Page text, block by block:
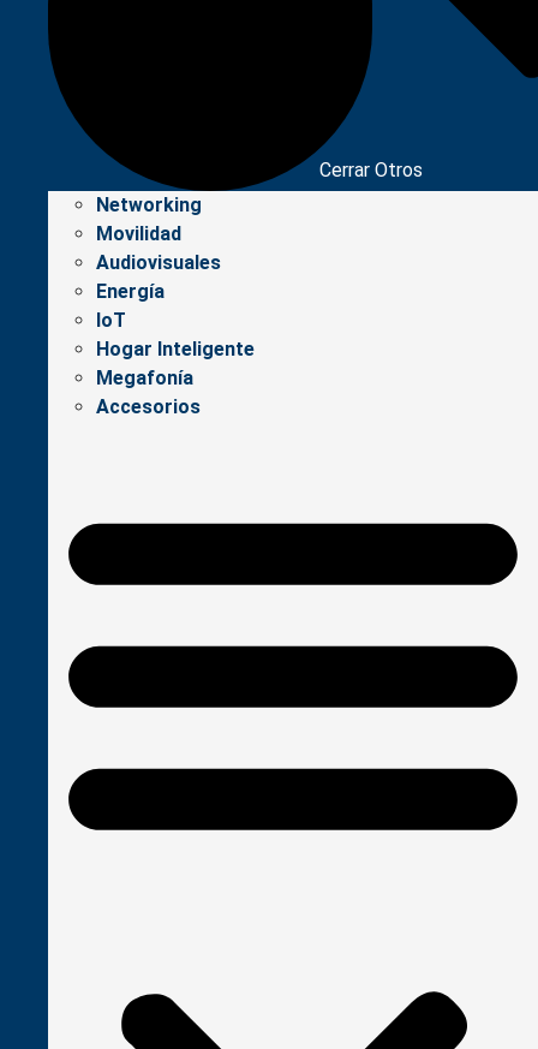
Cerrar Otros
Networking
Movilidad
Audiovisuales
Energía
IoT
Hogar Inteligente
Megafonía
Accesorios